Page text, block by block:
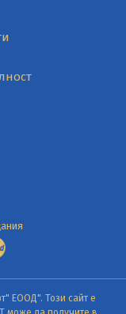
ЕООД". Този сайт е